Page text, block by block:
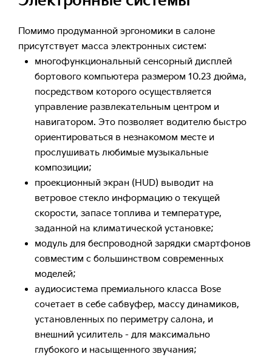
Помимо продуманной эргономики в салоне
присутствует масса электронных систем:
многофункциональный сенсорный дисплей
бортового компьютера размером 10.23 дюйма,
посредством которого осуществляется
управление развлекательным центром и
навигатором. Это позволяет водителю быстро
ориентироваться в незнакомом месте и
прослушивать любимые музыкальные
композиции;
проекционный экран (HUD) выводит на
ветровое стекло информацию о текущей
скорости, запасе топлива и температуре,
заданной на климатической установке;
модуль для беспроводной зарядки смартфонов
совместим с большинством современных
моделей;
аудиосистема премиального класса Bose
сочетает в себе сабвуфер, массу динамиков,
установленных по периметру салона, и
внешний усилитель - для максимально
глубокого и насыщенного звучания;